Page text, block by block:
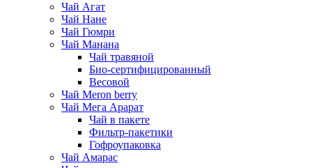
Чай Агат
Чай Нане
Чай Гюмри
Чай Манана
Чай травяной
Био-сертифицированный
Весовой
Чай Meron berry
Чай Мега Арарат
Чай в пакете
Фильтр-пакетики
Гофроупаковка
Чай Амарас